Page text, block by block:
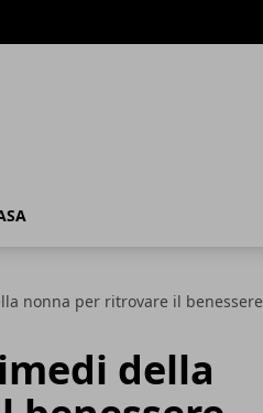
nonna per ritrovare il benessere
della